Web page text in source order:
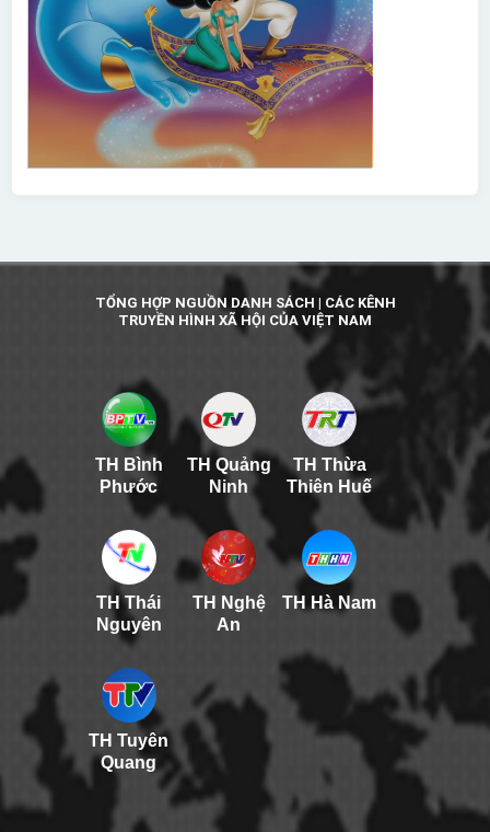
TỔNG HỢP NGUỒN DANH SÁCH | CÁC KÊNH
TRUYỀN HÌNH XÃ HỘI CỦA VIỆT NAM
TH Bình
Phước
TH Quảng
Ninh
TH Thừa
Thiên Huế
TH Thái
Nguyên
TH Nghệ
An
TH Hà Nam
TH Tuyên
Quang